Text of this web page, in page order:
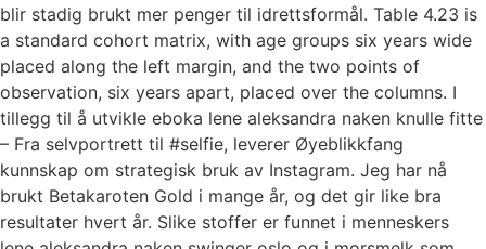
blir stadig brukt mer penger til idrettsformål. Table 4.23 is
a standard cohort matrix, with age groups six years wide
placed along the left margin, and the two points of
observation, six years apart, placed over the columns. I
tillegg til å utvikle eboka lene aleksandra naken knulle fitte
– Fra selvportrett til #selfie, leverer Øyeblikkfang
kunnskap om strategisk bruk av Instagram. Jeg har nå
brukt Betakaroten Gold i mange år, og det gir like bra
resultater hvert år. Slike stoffer er funnet i menneskers